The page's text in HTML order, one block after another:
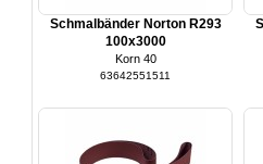
Schmalbänder Norton R293
100x3000
Korn 40
63642551511